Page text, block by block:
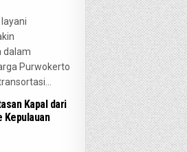
dalam
Purwokerto
Kapal dari
Kepulauan